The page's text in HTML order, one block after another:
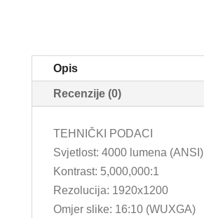
Opis
Recenzije (0)
TEHNIČKI PODACI
Svjetlost: 4000 lumena (ANSI)
Kontrast: 5,000,000:1
Rezolucija: 1920x1200
Omjer slike: 16:10 (WUXGA)